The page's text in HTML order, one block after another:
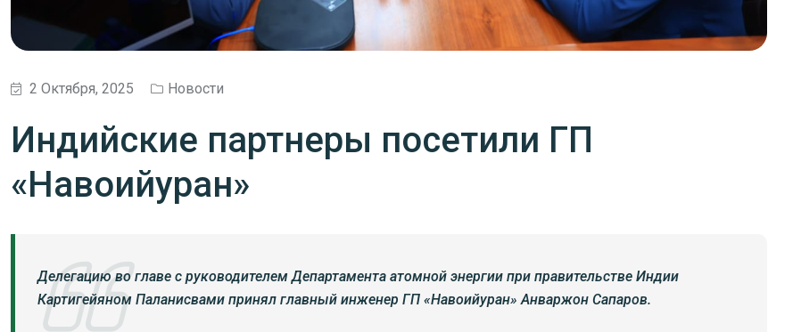
2 Октября, 2025 Новости
Индийские партнеры посетили ГП
«Навоийуран»
Делегацию во главе с руководителем Департамента атомной энергии при правительстве Индии
Картигейяном Паланисвами принял главный инженер ГП «Навоийуран» Анваржон Сапаров.